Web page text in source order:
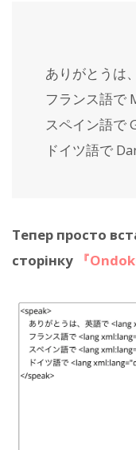
ありがとうは
フランス語で
スペイン語で
ドイツ語で
Тепер просто
сторінку
『